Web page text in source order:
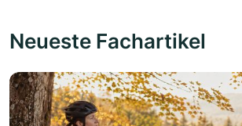
Neueste Fachartikel